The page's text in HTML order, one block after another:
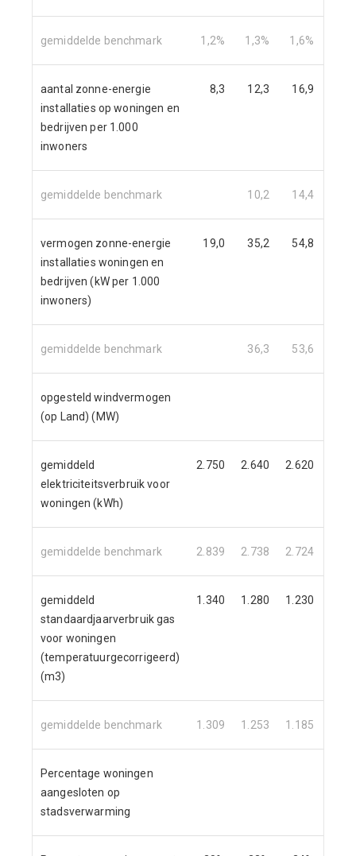
gemiddelde benchmark 1,2% 1,3% 1,6%
aantal zonne-energie
installaties op woningen en
bedrijven per 1.000
inwoners
8,3 12,3 16,9
gemiddelde benchmark 10,2 14,4
vermogen zonne-energie
installaties woningen en
bedrijven (kW per 1.000
inwoners)
19,0 35,2 54,8
gemiddelde benchmark 36,3 53,6
opgesteld windvermogen
(op Land) (MW)
gemiddeld
elektriciteitsverbruik voor
woningen (kWh)
2.750 2.640 2.620
gemiddelde benchmark 2.839 2.738 2.724
gemiddeld
standaardjaarverbruik gas
voor woningen
(temperatuurgecorrigeerd)
(m3)
1.340 1.280 1.230
gemiddelde benchmark 1.309 1.253 1.185
Percentage woningen
aangesloten op
stadsverwarming